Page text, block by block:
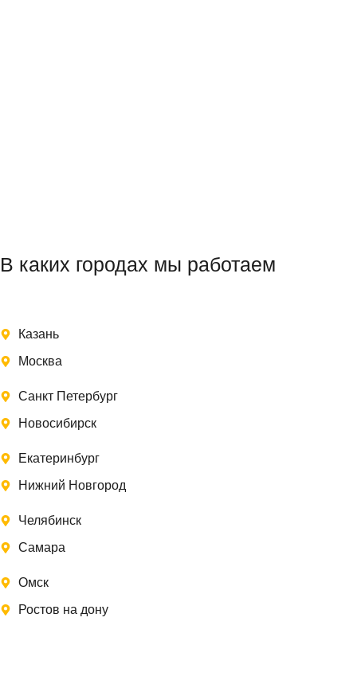
В каких городах мы работаем
Казань
Москва
Санкт Петербург
Новосибирск
Екатеринбург
Нижний Новгород
Челябинск
Самара
Омск
Ростов на дону